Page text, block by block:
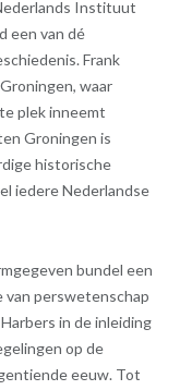
Instituut
een van dé
Frank
waar
plek inneemt
Groningen is
historische
iedere Nederlandse
bundel een
perswetenschap
in de inleiding
op de
eeuw. Tot